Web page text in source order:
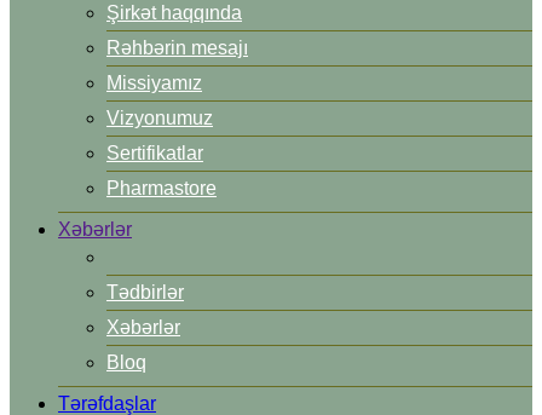
Şirkət haqqında
Rəhbərin mesajı
Missiyamız
Vizyonumuz
Sertifikatlar
Pharmastore
Xəbərlər
Tədbirlər
Xəbərlər
Bloq
Tərəfdaşlar